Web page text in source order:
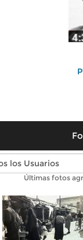
Fotos
Últimas fotos